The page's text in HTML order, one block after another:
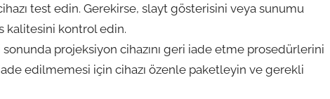
test edin. Gerekirse, slayt gösterisini veya sunumu
kalitesini kontrol edin.
projeksiyon cihazını geri iade etme prosedürlerini
edilmemesi için cihazı özenle paketleyin ve gerekli